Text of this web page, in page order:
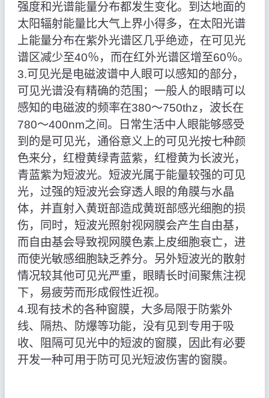
强度和光谱能量分布都发生变化。到达地面的
太阳辐射能量比大气上界小得多，在太阳光谱
上能量分布在紫外光谱区几乎绝迹，在可见光
谱区减少至40％，而在红外光谱区增至60％。
3.可见光是电磁波谱中人眼可以感知的部分，
可见光谱没有精确的范围；一般人的眼睛可以
感知的电磁波的频率在380～750thz，波长在
780～400nm之间。日常生活中人眼能够感受
到的是可见光，通俗意义上的可见光按七种颜
色来分，红橙黄绿青蓝紫，红橙黄为长波光，
青蓝紫为短波光。短波光属于能量较强的可见
光，过强的短波光会穿透人眼的角膜与水晶
体，并直射入黄斑部造成黄斑部感光细胞的损
伤，同时，短波光照射视网膜会产生自由基，
而自由基会导致视网膜色素上皮细胞衰亡，进
而使光敏感细胞缺乏养分。另外短波光的散射
情况较其他可见光严重，眼睛长时间聚焦注视
下，易疲劳而形成假性近视。
4.现有技术的各种窗膜，大多局限于防紫外
线、隔热、防爆等功能，没有见到专用于吸
收、阻隔可见光中的短波的窗膜，因此有必要
开发一种可用于防可见光短波伤害的窗膜。